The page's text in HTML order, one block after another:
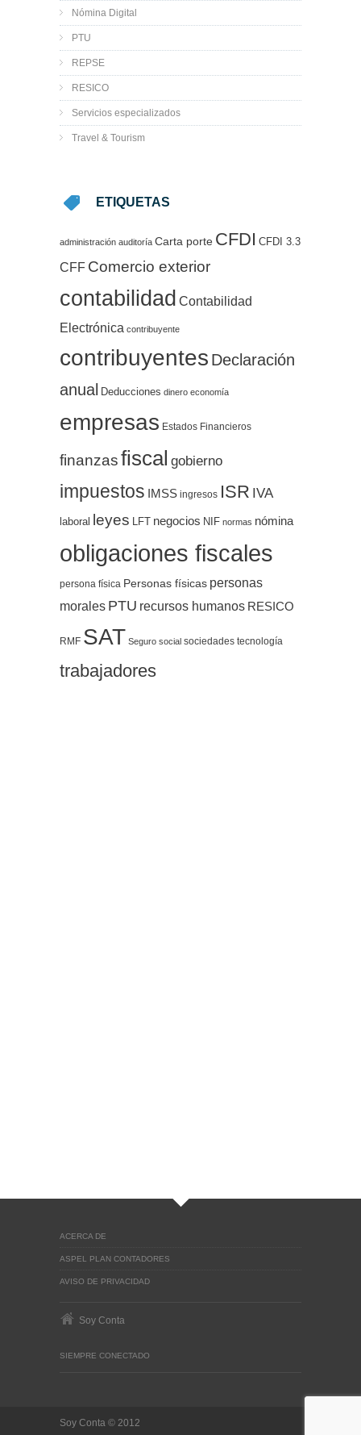
Nómina Digital
PTU
REPSE
RESICO
Servicios especializados
Travel & Tourism
ETIQUETAS
administración auditoría Carta porte CFDI CFDI 3.3
CFF Comercio exterior
contabilidad Contabilidad
Electrónica contribuyente
contribuyentes Declaración
anual Deducciones dinero economía
empresas Estados Financieros
finanzasfiscal gobierno
impuestos IMSS ingresos ISR IVA
laboral leyes LFT negocios NIF normas nómina
obligaciones fiscales
persona física Personas físicas personas
morales PTU recursos humanos RESICO
RMF SAT Seguro social sociedades tecnología
trabajadores
ACERCA DE
ASPEL PLAN CONTADORES
AVISO DE PRIVACIDAD
Soy Conta
SIEMPRE CONECTADO
Soy Conta © 2012